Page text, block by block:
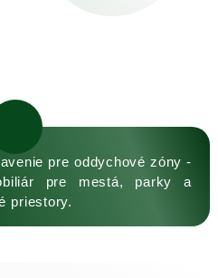
pre oddychové zóny -
pre mestá, parky a
priestory.